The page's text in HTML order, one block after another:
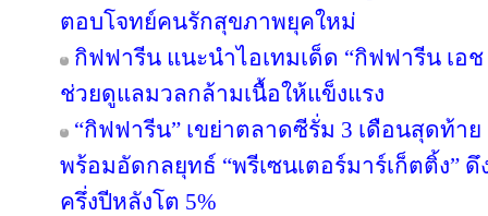
ตอบโจทย์คนรักสุขภาพยุคใหม่
กิฟฟารีน แนะนำไอเทมเด็ด “กิฟฟารีน เอ
ช่วยดูแลมวลกล้ามเนื้อให้แข็งแรง
“กิฟฟารีน” เขย่าตลาดซีรั่ม 3 เดือนสุดท้า
พร้อมอัดกลยุทธ์ “พรีเซนเตอร์มาร์เก็ตติ้ง”
ครึ่งปีหลังโต 5%